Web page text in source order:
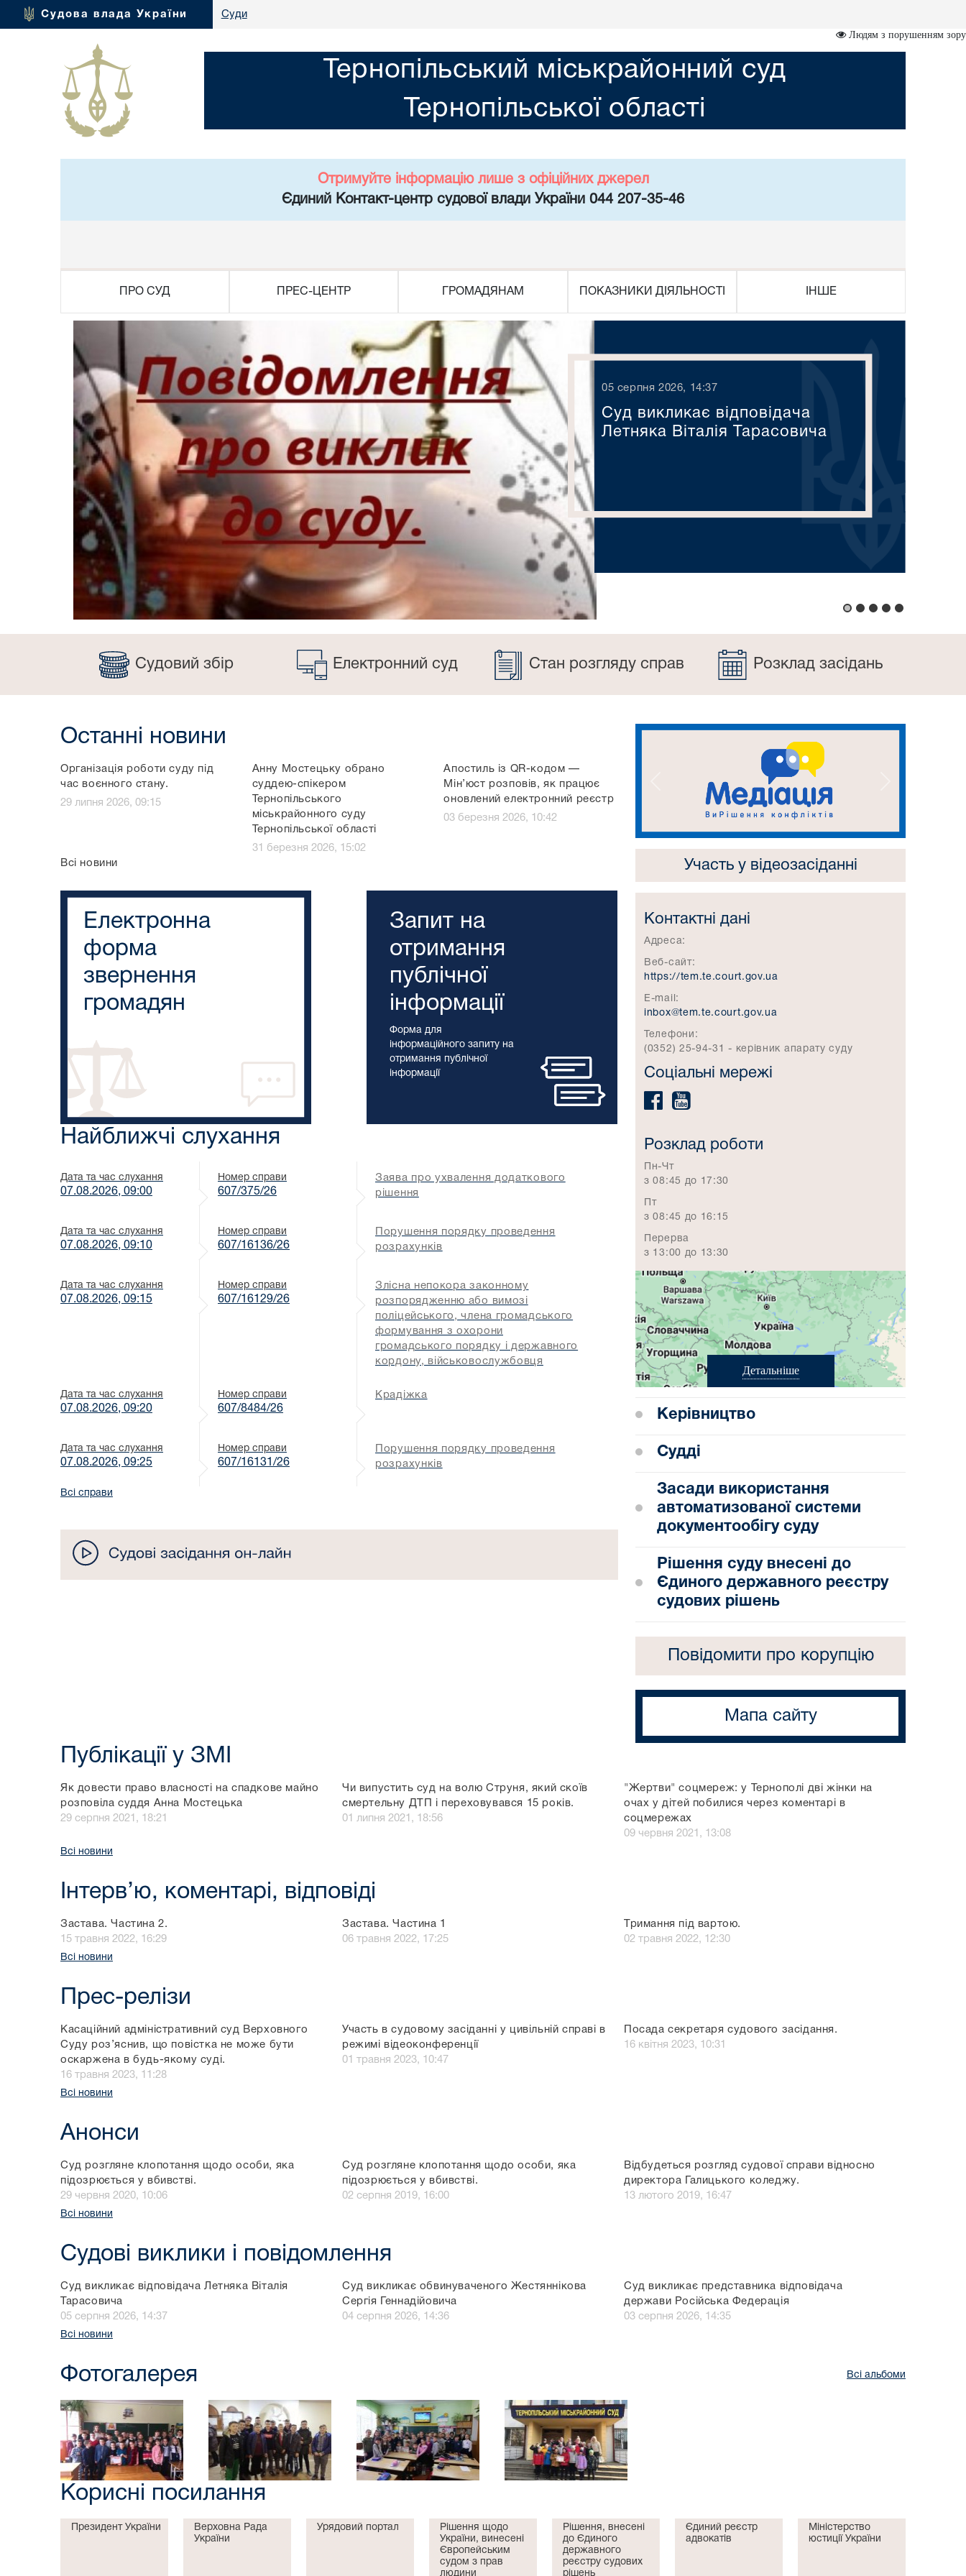
Судова влада України Суди
Людям з порушенням зору
Тернопільський міськрайонний суд
Тернопільської області
Отримуйте інформацію лише з офіційних джерел
Єдиний Контакт-центр судової влади України 044 207-35-46
ПРО СУД ПРЕС-ЦЕНТР ГРОМАДЯНАМ ПОКАЗНИКИ ДІЯЛЬНОСТІ ІНШЕ
05 серпня 2026, 14:37
Суд викликає відповідача
Летняка Віталія Тарасовича
Судовий збір Електронний суд Стан розгляду справ Розклад засідань
Останні новини
Організація роботи суду під
час воєнного стану.
29 липня 2026, 09:15
Анну Мостецьку обрано
суддею-спікером
Тернопільського
міськрайонного суду
Тернопільської області
31 березня 2026, 15:02
Апостиль із QR-кодом —
Мін’юст розповів, як працює
оновлений електронний реєстр
03 березня 2026, 10:42
Всі новини
Електронна
форма
звернення
громадян
Запит на
отримання
публічної
інформації
Форма для
інформаційного запиту на
отримання публічної
інформації
Найближчі слухання
Дата та час слухання
07.08.2026, 09:00
Номер справи
607/375/26
Заява про ухвалення додаткового
рішення
Дата та час слухання
07.08.2026, 09:10
Номер справи
607/16136/26
Порушення порядку проведення
розрахунків
Дата та час слухання
07.08.2026, 09:15
Номер справи
607/16129/26
Злісна непокора законному
розпорядженню або вимозі
поліцейського, члена громадського
формування з охорони
громадського порядку і державного
кордону, військовослужбовця
Дата та час слухання
07.08.2026, 09:20
Номер справи
607/8484/26
Крадіжка
Дата та час слухання
07.08.2026, 09:25
Номер справи
607/16131/26
Порушення порядку проведення
розрахунків
Всі справи
Попередній
Участь у відеозасіданні
Контактні дані
Адреса:
Веб-сайт:
https://tem.te.court.gov.ua
E-mail:
inbox@tem.te.court.gov.ua
Телефони:
(0352) 25-94-31 - керівник апарату суду
Соціальні мережі
Розклад роботи
Пн-Чт
з 08:45 до 17:30
Пт
з 08:45 до 16:15
Перерва
з 13:00 до 13:30
Детальніше
Керівництво
Судді
Засади використання
автоматизованої системи
документообігу суду
Рішення суду внесені до
Єдиного державного реєстру
судових рішень
Повідомити про корупцію
Мапа сайту
Публікації у ЗМІ
Як довести право власності на спадкове майно
розповіла суддя Анна Мостецька
29 серпня 2021, 18:21
Чи випустить суд на волю Струня, який скоїв
смертельну ДТП і переховувався 15 років.
01 липня 2021, 18:56
"Жертви" соцмереж: у Тернополі дві жінки на
очах у дітей побилися через коментарі в
соцмережах
09 червня 2021, 13:08
Всі новини
Інтерв’ю, коментарі, відповіді
Застава. Частина 2.
15 травня 2022, 16:29
Застава. Частина 1
06 травня 2022, 17:25
Тримання під вартою.
02 травня 2022, 12:30
Всі новини
Прес-релізи
Касаційний адміністративний суд Верховного
Суду роз’яснив, що повістка не може бути
оскаржена в будь-якому суді.
16 травня 2023, 11:28
Участь в судовому засіданні у цивільній справі в
режимі відеоконференції
01 травня 2023, 10:47
Посада секретаря судового засідання.
16 квітня 2023, 10:31
Всі новини
Анонси
Суд розгляне клопотання щодо особи, яка
підозрюється у вбивстві.
29 червня 2020, 10:06
Суд розгляне клопотання щодо особи, яка
підозрюється у вбивстві.
02 серпня 2019, 16:00
Відбудеться розгляд судової справи відносно
директора Галицького коледжу.
13 лютого 2019, 16:47
Всі новини
Судові виклики і повідомлення
Суд викликає відповідача Летняка Віталія
Тарасовича
05 серпня 2026, 14:37
Суд викликає обвинуваченого Жестяннікова
Сергія Геннадійовича
04 серпня 2026, 14:36
Суд викликає представника відповідача
держави Російська Федерація
03 серпня 2026, 14:35
Всі новини
Фотогалерея Всі альбоми
Корисні посилання
Президент України
Верховна Рада
України
Урядовий портал
Рішення щодо
України, винесені
Європейським
судом з прав
людини
Рішення, внесені
до Єдиного
державного
реєстру судових
рішень
Єдиний реєстр
адвокатів
Міністерство
юстиції України